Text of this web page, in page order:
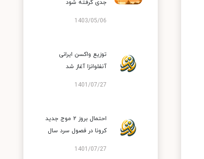
جدی گرفته شود
1403/05/06
توزیع واکسن ایرانی
آنفلوانزا آغاز شد
1401/07/27
احتمال بروز ۲ موج جدید
کرونا در فصول سرد سال
1401/07/27